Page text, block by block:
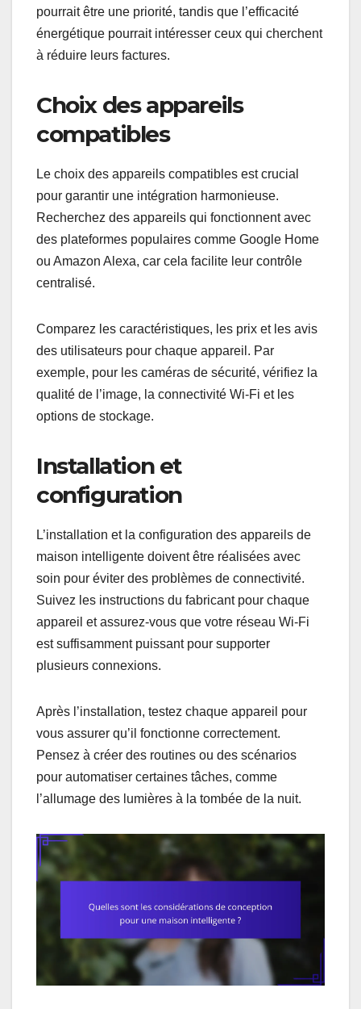
pourrait être une priorité, tandis que l’efficacité
énergétique pourrait intéresser ceux qui cherchent
à réduire leurs factures.
Choix des appareils
compatibles
Le choix des appareils compatibles est crucial
pour garantir une intégration harmonieuse.
Recherchez des appareils qui fonctionnent avec
des plateformes populaires comme Google Home
ou Amazon Alexa, car cela facilite leur contrôle
centralisé.
Comparez les caractéristiques, les prix et les avis
des utilisateurs pour chaque appareil. Par
exemple, pour les caméras de sécurité, vérifiez la
qualité de l’image, la connectivité Wi-Fi et les
options de stockage.
Installation et
configuration
L’installation et la configuration des appareils de
maison intelligente doivent être réalisées avec
soin pour éviter des problèmes de connectivité.
Suivez les instructions du fabricant pour chaque
appareil et assurez-vous que votre réseau Wi-Fi
est suffisamment puissant pour supporter
plusieurs connexions.
Après l’installation, testez chaque appareil pour
vous assurer qu’il fonctionne correctement.
Pensez à créer des routines ou des scénarios
pour automatiser certaines tâches, comme
l’allumage des lumières à la tombée de la nuit.